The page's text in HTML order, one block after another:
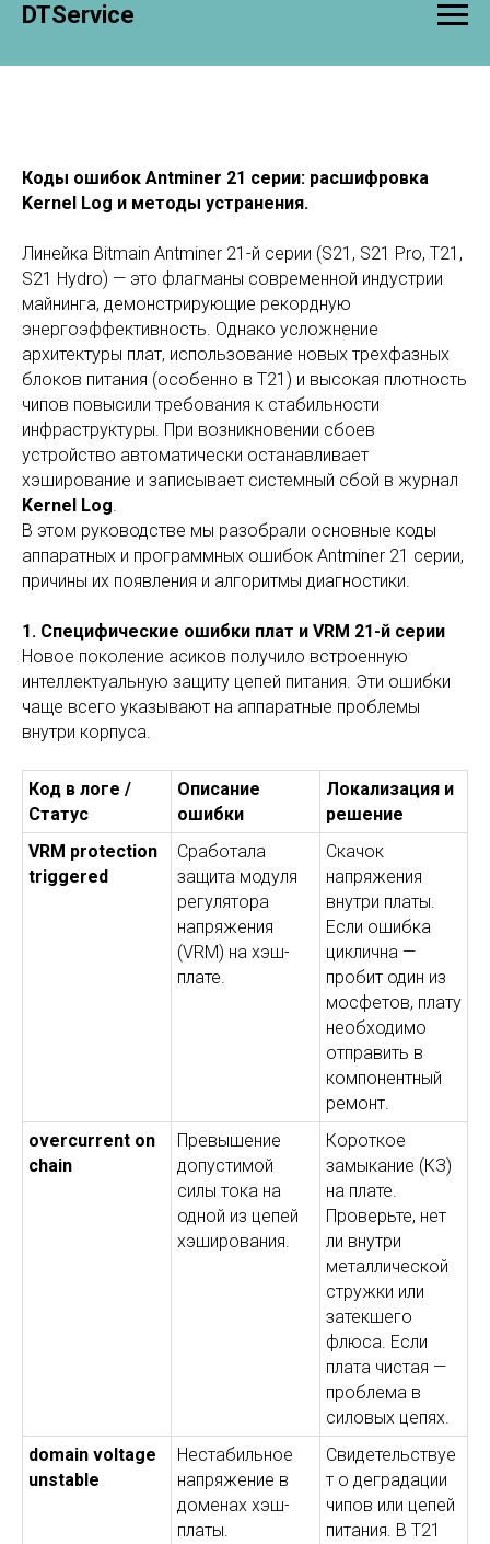
DTService
Коды ошибок Antminer 21 серии: расшифровка
Kernel Log и методы устранения.
Линейка Bitmain Antminer 21-й серии (S21, S21 Pro, T21,
S21 Hydro) — это флагманы современной индустрии
майнинга, демонстрирующие рекордную
энергоэффективность. Однако усложнение
архитектуры плат, использование новых трехфазных
блоков питания (особенно в T21) и высокая плотность
чипов повысили требования к стабильности
инфраструктуры. При возникновении сбоев
устройство автоматически останавливает
хэширование и записывает системный сбой в журнал
Kernel Log.
В этом руководстве мы разобрали основные коды
аппаратных и программных ошибок Antminer 21 серии,
причины их появления и алгоритмы диагностики.
1. Специфические ошибки плат и VRM 21-й серии
Новое поколение асиков получило встроенную
интеллектуальную защиту цепей питания. Эти ошибки
чаще всего указывают на аппаратные проблемы
внутри корпуса.
Код в логе /
Статус
Описание
ошибки
Локализация и
решение
VRM protection
triggered
Сработала
защита модуля
регулятора
напряжения
(VRM) на хэш-
плате.
Скачок
напряжения
внутри платы.
Если ошибка
циклична —
пробит один из
мосфетов, плату
необходимо
отправить в
компонентный
ремонт.
overcurrent on
chain
Превышение
допустимой
силы тока на
одной из цепей
хэширования.
Короткое
замыкание (КЗ)
на плате.
Проверьте, нет
ли внутри
металлической
стружки или
затекшего
флюса. Если
плата чистая —
проблема в
силовых цепях.
domain voltage
unstable
Нестабильное
напряжение в
доменах хэш-
платы.
Свидетельствуе
т о деградации
чипов или цепей
питания. В T21